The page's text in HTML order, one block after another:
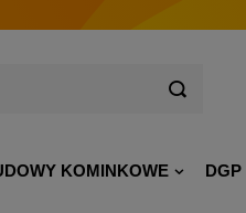
KOMINKOWE DGP